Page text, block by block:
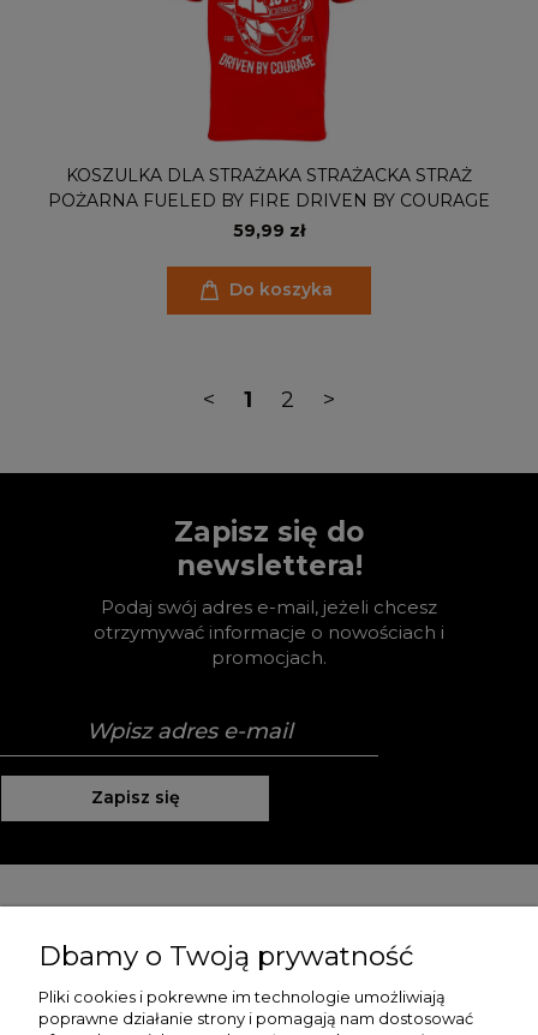
KOSZULKA DLA STRAŻAKA STRAŻACKA STRAŻ
POŻARNA FUELED BY FIRE DRIVEN BY COURAGE
59,99 zł
Do koszyka
< 1 2 >
Zapisz się do
newslettera!
Podaj swój adres e-mail, jeżeli chcesz
otrzymywać informacje o nowościach i
promocjach.
Zapisz się
Moje konto
Płatności i dostawa
Dbamy o Twoją prywatność
Pliki cookies i pokrewne im technologie umożliwiają
poprawne działanie strony i pomagają nam dostosować